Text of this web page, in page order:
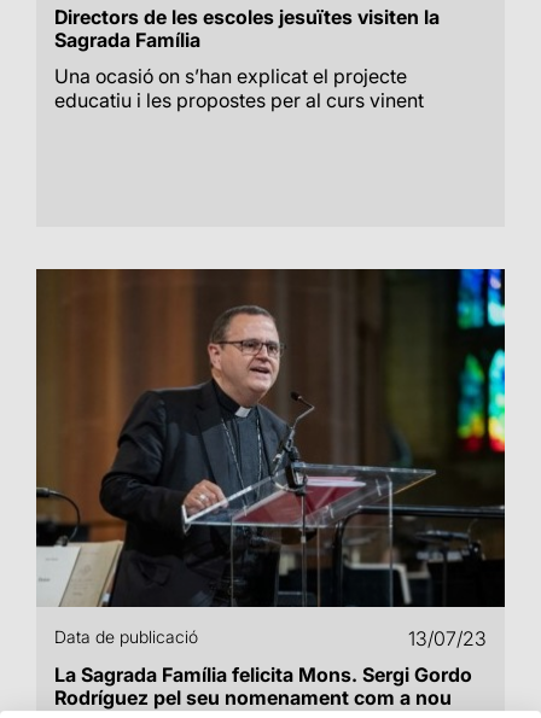
Directors de les escoles jesuïtes visiten la
Sagrada Família
Una ocasió on s’han explicat el projecte
educatiu i les propostes per al curs vinent
Data de publicació
13/07/23
La Sagrada Família felicita Mons. Sergi Gordo
Rodríguez pel seu nomenament com a nou